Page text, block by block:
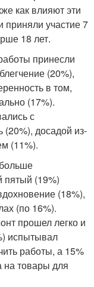
как влияют эти
приняли участие 7
18 лет.
принесли
(20%),
в том,
(17%).
с
(20%), досадой из-
(11%).
пятый (19%)
(18%),
(по 16%).
прошел легко и
испытывал
работы, а 15%
на товары для